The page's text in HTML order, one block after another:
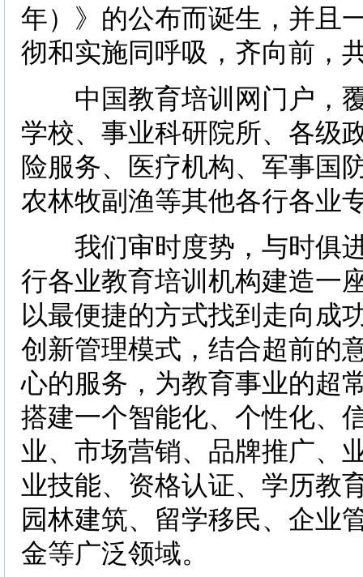
年）》的公布而诞生，并且
彻和实施同呼吸，齐向前，
中国教育培训网门户，覆
学校、事业科研院所、各级
险服务、医疗机构、军事国
农林牧副渔等其他各行各业
我们审时度势，与时俱进
行各业教育培训机构建造一
以最便捷的方式找到走向成
创新管理模式，结合超前的
心的服务，为教育事业的超
搭建一个智能化、个性化、
业、市场营销、品牌推广、
业技能、资格认证、学历教
园林建筑、留学移民、企业
金等广泛领域。